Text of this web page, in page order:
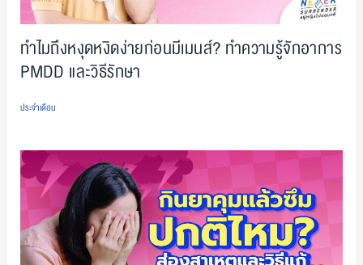
ทำไมถึงหงุดหงิดง่ายก่อนมีเมนส์? ทำความรู้จักอาการ
PMDD และวิธีรักษา
ประจำเดือน